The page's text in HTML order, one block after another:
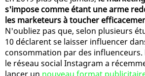
s'impose comme étant une arme
les marketeurs à toucher
N'oubliez pas que, selon plusieurs
10 déclarent se laisser influencer
consommation par des influenceurs.
le réseau social Instagram a